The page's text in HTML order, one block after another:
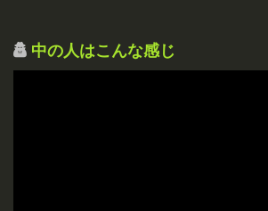
中の人はこんな感じ